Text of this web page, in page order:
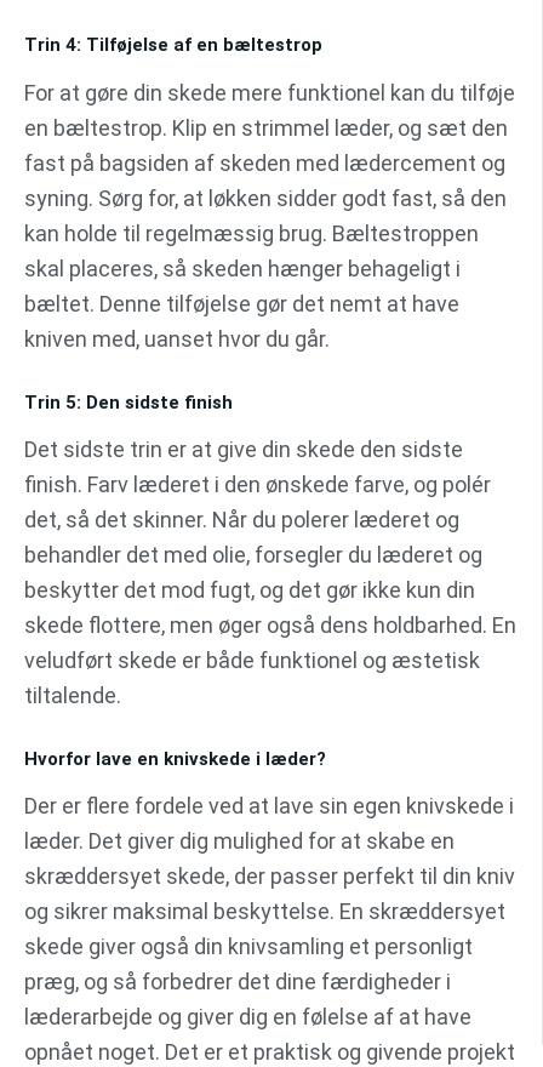
Trin 4: Tilføjelse af en bæltestrop
For at gøre din skede mere funktionel kan du tilføje
en bæltestrop. Klip en strimmel læder, og sæt den
fast på bagsiden af skeden med lædercement og
syning. Sørg for, at løkken sidder godt fast, så den
kan holde til regelmæssig brug. Bæltestroppen
skal placeres, så skeden hænger behageligt i
bæltet. Denne tilføjelse gør det nemt at have
kniven med, uanset hvor du går.
Trin 5: Den sidste finish
Det sidste trin er at give din skede den sidste
finish. Farv læderet i den ønskede farve, og polér
det, så det skinner. Når du polerer læderet og
behandler det med olie, forsegler du læderet og
beskytter det mod fugt, og det gør ikke kun din
skede flottere, men øger også dens holdbarhed. En
veludført skede er både funktionel og æstetisk
tiltalende.
Hvorfor lave en knivskede i læder?
Der er flere fordele ved at lave sin egen knivskede i
læder. Det giver dig mulighed for at skabe en
skræddersyet skede, der passer perfekt til din kniv
og sikrer maksimal beskyttelse. En skræddersyet
skede giver også din knivsamling et personligt
præg, og så forbedrer det dine færdigheder i
læderarbejde og giver dig en følelse af at have
opnået noget. Det er et praktisk og givende projekt